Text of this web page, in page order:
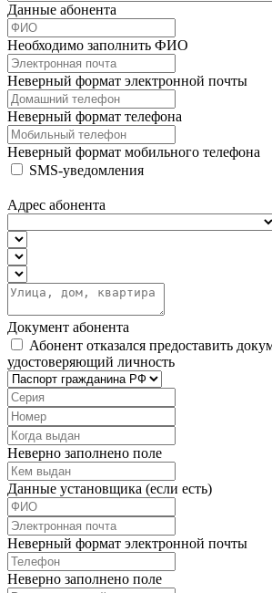
Данные абонента
Необходимо заполнить ФИО
Неверный формат электронной почты
Неверный формат телефона
Неверный формат мобильного телефона
SMS-уведомления
Адрес абонента
Документ абонента
Абонент отказался предоставить
удостоверяющий личность
Неверно заполнено поле
Данные установщика (если есть)
Неверный формат электронной почты
Неверно заполнено поле